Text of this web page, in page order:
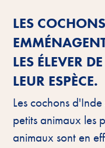
LES
LES ÉLEVER
LEUR ESPÈCE.
Les cochons
petits animaux les
animaux sont en